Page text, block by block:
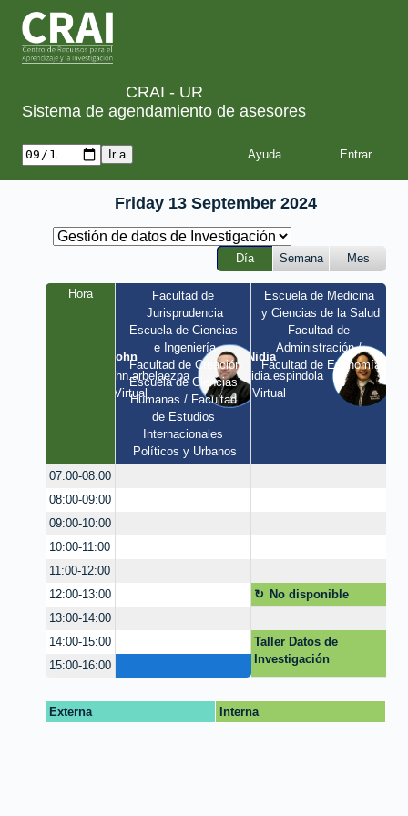
CRAI - UR
Sistema de agendamiento de asesores
Ayuda
Friday 13 September 2024
Día Semana Mes
Hora
John
john.arbelaezpa
/ Virtual
Facultad de
Jurisprudencia
Escuela de Ciencias
e Ingeniería
Facultad de Creación
Escuela de Ciencias
Humanas / Facultad
de Estudios
Internacionales
Políticos y Urbanos
Nidia
nidia.espindola
/ Virtual
Escuela de Medicina
y Ciencias de la Salud
Facultad de
Administración /
Facultad de Economía
07:00-08:00
08:00-09:00
09:00-10:00
10:00-11:00
11:00-12:00
12:00-13:00
No disponible
13:00-14:00
14:00-15:00
Taller Datos de
Investigación
15:00-16:00
Externa Interna